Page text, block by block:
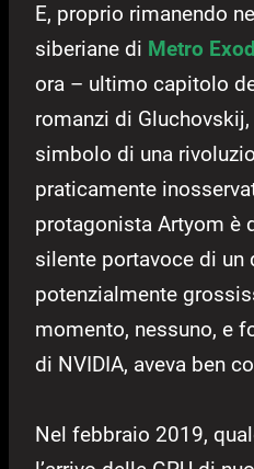
E, proprio rimanendo
siberiane di Metro
ora – ultimo capitolo
romanzi di
simbolo di una
praticamente
protagonista Artyom è
silente portavoce di un
potenzialmente
momento, nessuno, e
di NVIDIA, aveva ben
Nel febbraio 2019,